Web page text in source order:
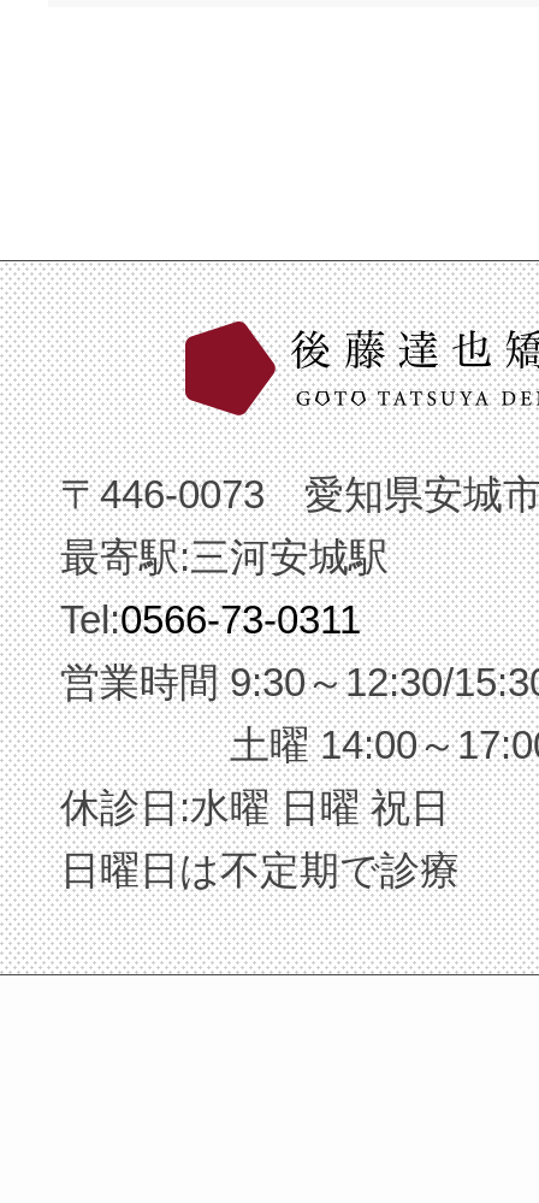
〒446-0073 愛知県安城
最寄駅:三河安城駅
Tel:0566-73-0311
営業時間 9:30～12:30/
土曜 14:00～
休診日:水曜 日曜 祝日
日曜日は不定期で診療